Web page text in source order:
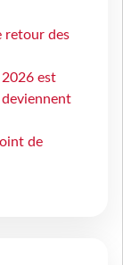
retour des
est
deviennent
de